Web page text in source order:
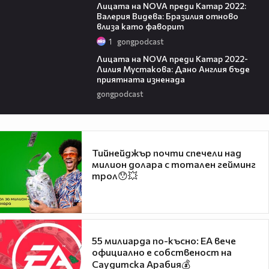
Лицата на NOVA преди Катар 2022:
Валерия Видева: Бразилия отново
влиза като фаворит
1 gongpodcast
Лицата на NOVA преди Катар 2022-
Лилия Мустакова: Дано Англия бъде
приятната изненада
gongpodcast
Тийнейджър почти спечели над
милион долара с тотален гейминг
трол😯💥
55 милиарда по-късно: EA вече
официално е собственост на
Саудитска Арабия💰